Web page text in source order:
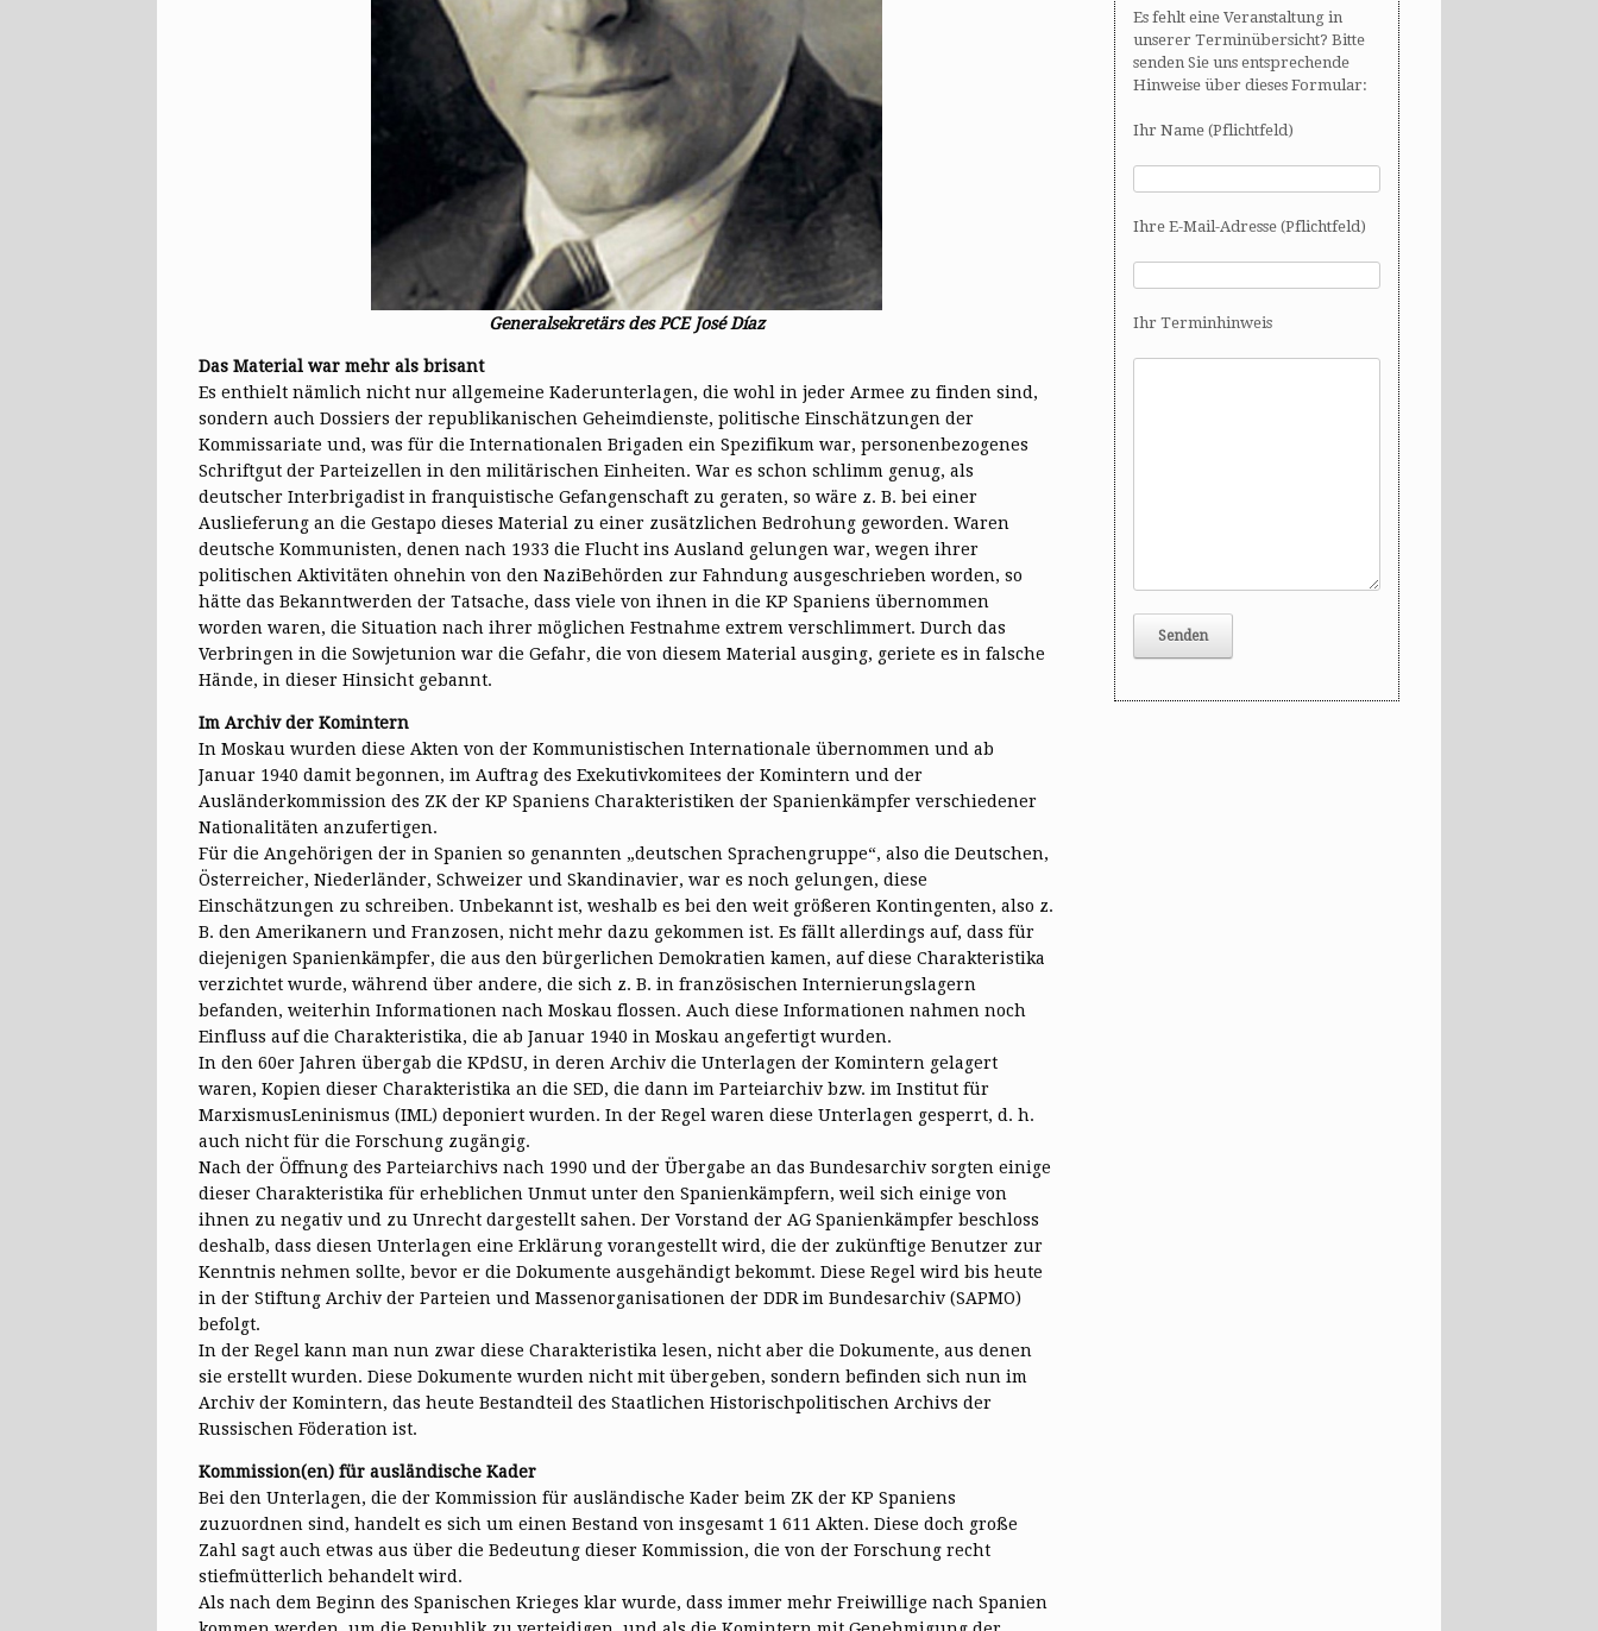
Generalsekretärs des PCE José Díaz
Das Material war mehr als brisant
Es enthielt nämlich nicht nur allgemeine Kaderunterlagen, die wohl in jeder Armee zu finden sind,
sondern auch Dossiers der republikanischen Geheimdienste, politische Einschätzungen der
Kommissariate und, was für die Internationalen Brigaden ein Spezifikum war, personenbezogenes
Schriftgut der Parteizellen in den militärischen Einheiten. War es schon schlimm genug, als
deutscher Interbrigadist in franquistische Gefangenschaft zu geraten, so wäre z. B. bei einer
Auslieferung an die Gestapo dieses Material zu einer zusätzlichen Bedrohung geworden. Waren
deutsche Kommunisten, denen nach 1933 die Flucht ins Ausland gelungen war, wegen ihrer
politischen Aktivitäten ohnehin von den Nazi­Behörden zur Fahndung ausgeschrieben worden, so
hätte das Bekanntwerden der Tatsache, dass viele von ihnen in die KP Spaniens übernommen
worden waren, die Situation nach ihrer möglichen Festnahme extrem verschlimmert. Durch das
Verbringen in die Sowjetunion war die Gefahr, die von diesem Material ausging, geriete es in falsche
Hände, in dieser Hinsicht gebannt.
Im Archiv der Komintern
In Moskau wurden diese Akten von der Kommunistischen Internationale übernommen und ab
Januar 1940 damit begonnen, im Auftrag des Exekutivkomitees der Komintern und der
Ausländerkommission des ZK der KP Spaniens Charakteristiken der Spanienkämpfer verschiedener
Nationalitäten anzufertigen.
Für die Angehörigen der in Spanien so genannten „deutschen Sprachengruppe“, also die Deutschen,
Österreicher, Niederländer, Schweizer und Skandinavier, war es noch gelungen, diese
Einschätzungen zu schreiben. Unbekannt ist, weshalb es bei den weit größeren Kontingenten, also z.
B. den Amerikanern und Franzosen, nicht mehr dazu gekommen ist. Es fällt allerdings auf, dass für
diejenigen Spanienkämpfer, die aus den bürgerlichen Demokratien kamen, auf diese Charakteristika
verzichtet wurde, während über andere, die sich z. B. in französischen Internierungslagern
befanden, weiterhin Informationen nach Moskau flossen. Auch diese Informationen nahmen noch
Einfluss auf die Charakteristika, die ab Januar 1940 in Moskau angefertigt wurden.
In den 60er Jahren übergab die KPdSU, in deren Archiv die Unterlagen der Komintern gelagert
waren, Kopien dieser Charakteristika an die SED, die dann im Parteiarchiv bzw. im Institut für
Marxismus­Leninismus (IML) deponiert wurden. In der Regel waren diese Unterlagen gesperrt, d. h.
auch nicht für die Forschung zugängig.
Nach der Öffnung des Parteiarchivs nach 1990 und der Übergabe an das Bundesarchiv sorgten einige
dieser Charakteristika für erheblichen Unmut unter den Spanienkämpfern, weil sich einige von
ihnen zu negativ und zu Unrecht dargestellt sahen. Der Vorstand der AG Spanienkämpfer beschloss
deshalb, dass diesen Unterlagen eine Erklärung vorangestellt wird, die der zukünftige Benutzer zur
Kenntnis nehmen sollte, bevor er die Dokumente ausgehändigt bekommt. Diese Regel wird bis heute
in der Stiftung Archiv der Parteien und Massenorganisationen der DDR im Bundesarchiv (SAPMO)
befolgt.
In der Regel kann man nun zwar diese Charakteristika lesen, nicht aber die Dokumente, aus denen
sie erstellt wurden. Diese Dokumente wurden nicht mit übergeben, sondern befinden sich nun im
Archiv der Komintern, das heute Bestandteil des Staatlichen Historischpolitischen Archivs der
Russischen Föderation ist.
Kommission(en) für ausländische Kader
Bei den Unterlagen, die der Kommission für ausländische Kader beim ZK der KP Spaniens
zuzuordnen sind, handelt es sich um einen Bestand von insgesamt 1 611 Akten. Diese doch große
Zahl sagt auch etwas aus über die Bedeutung dieser Kommission, die von der Forschung recht
stiefmütterlich behandelt wird.
Als nach dem Beginn des Spanischen Krieges klar wurde, dass immer mehr Freiwillige nach Spanien
Es fehlt eine Veranstaltung in
unserer Terminübersicht? Bitte
senden Sie uns entsprechende
Hinweise über dieses Formular:
Ihr Name (Pflichtfeld)
Ihre E-Mail-Adresse (Pflichtfeld)
Ihr Terminhinweis